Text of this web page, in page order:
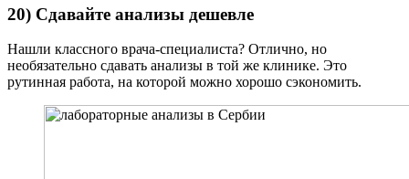
20) Сдавайте анализы дешевле
Нашли классного врача-специалиста? Отлично, но
необязательно сдавать анализы в той же клинике. Это
рутинная работа, на которой можно хорошо сэкономить.